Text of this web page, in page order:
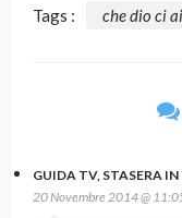
Tags : che dio ci
GUIDA TV, STASERA
20 Novembre 2014 @